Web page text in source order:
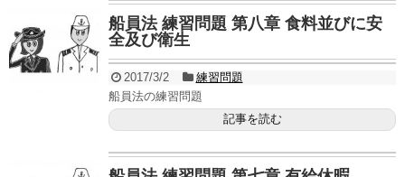
船員法 練習問題 第八章 食料並びに安
全及び衛生
2017/3/2
練習問題
船員法の練習問題
記事を読む